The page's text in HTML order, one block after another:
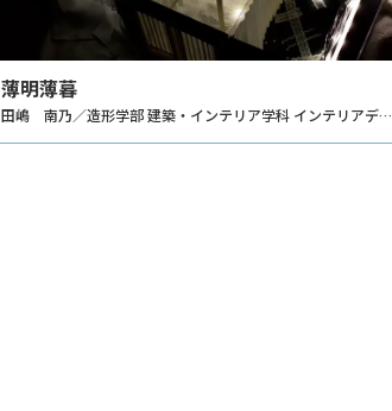
薄明薄暮
田嶋 南乃／造形学部 建築・インテリア学科 インテリアデザ